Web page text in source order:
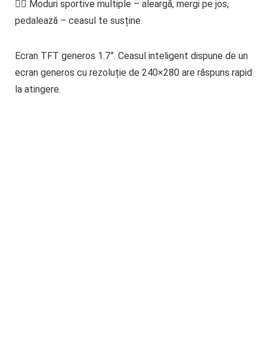
🏃‍♂️ Moduri sportive multiple – aleargă, mergi pe jos,
pedalează – ceasul te susține.
Ecran TFT generos 1.7”. Ceasul inteligent dispune de un
ecran generos cu rezoluție de 240×280 are răspuns rapid
la atingere.